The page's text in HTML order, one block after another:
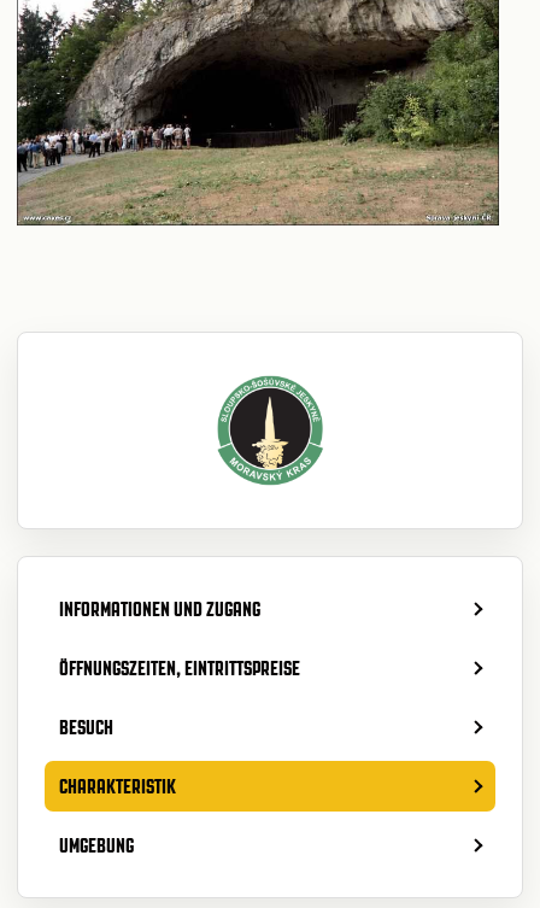
INFORMATIONEN UND ZUGANG
ÖFFNUNGSZEITEN, EINTRITTSPREISE
BESUCH
CHARAKTERISTIK
UMGEBUNG